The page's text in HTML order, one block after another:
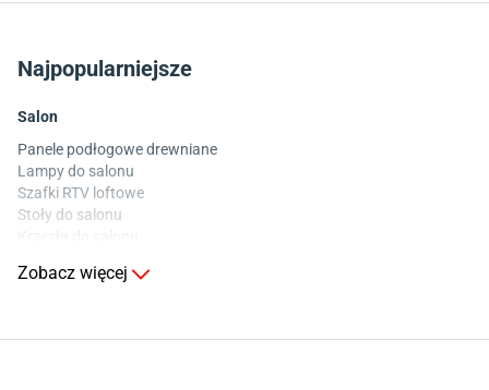
Najpopularniejsze
Salon
Panele podłogowe drewniane
Lampy do salonu
Szafki RTV loftowe
Stoły do salonu
Stoły do kuchni
Zobacz więcej